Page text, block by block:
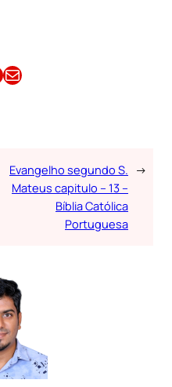
Email this Article
Evangelho segundo S.
Mateus capitulo – 13 –
Bíblia Católica
Portuguesa
→